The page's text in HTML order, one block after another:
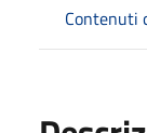
Contenuti